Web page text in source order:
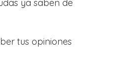
ya saben de
tus opiniones